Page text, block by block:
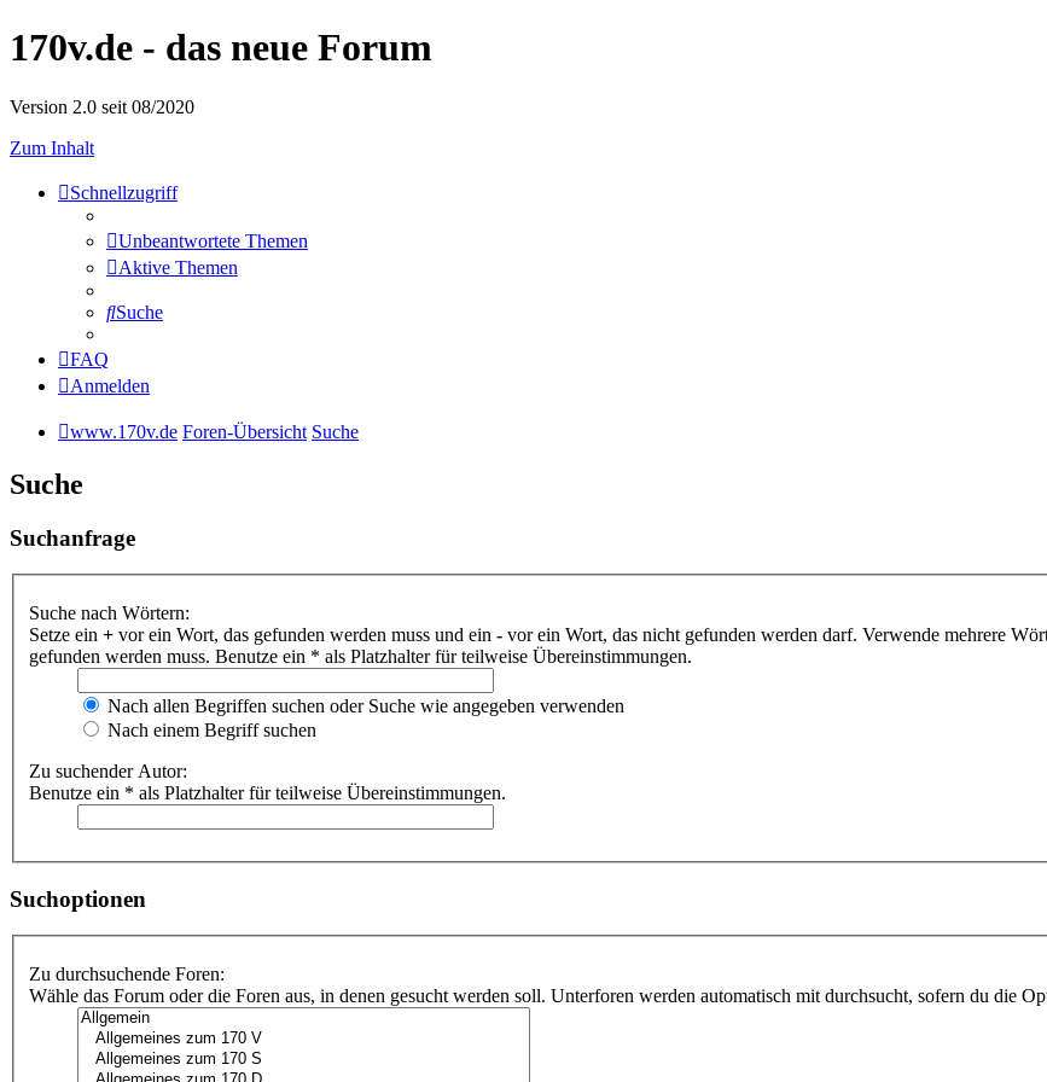
170v.de - das neue Forum
Version 2.0 seit 08/2020
Zum Inhalt
Schnellzugriff
Unbeantwortete Themen
Aktive Themen
Suche
FAQ
Anmelden
www.170v.de Foren-Übersicht Suche
Suche
Suchanfrage
Suche nach Wörtern:
Setze ein + vor ein Wort, das gefunden werden muss und ein - vor ein Wort, das nicht gefunden werden darf. Verwende mehrere
gefunden werden muss. Benutze ein * als Platzhalter für teilweise Übereinstimmungen.
Nach allen Begriffen suchen oder Suche wie angegeben verwenden
Nach einem Begriff suchen
Zu suchender Autor:
Benutze ein * als Platzhalter für teilweise Übereinstimmungen.
Suchoptionen
Zu durchsuchende Foren:
Wähle das Forum oder die Foren aus, in denen gesucht werden soll. Unterforen werden automatisch mit durchsucht, sofern du die